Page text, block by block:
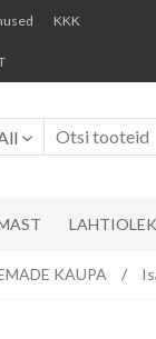
KKK
KAUPA /